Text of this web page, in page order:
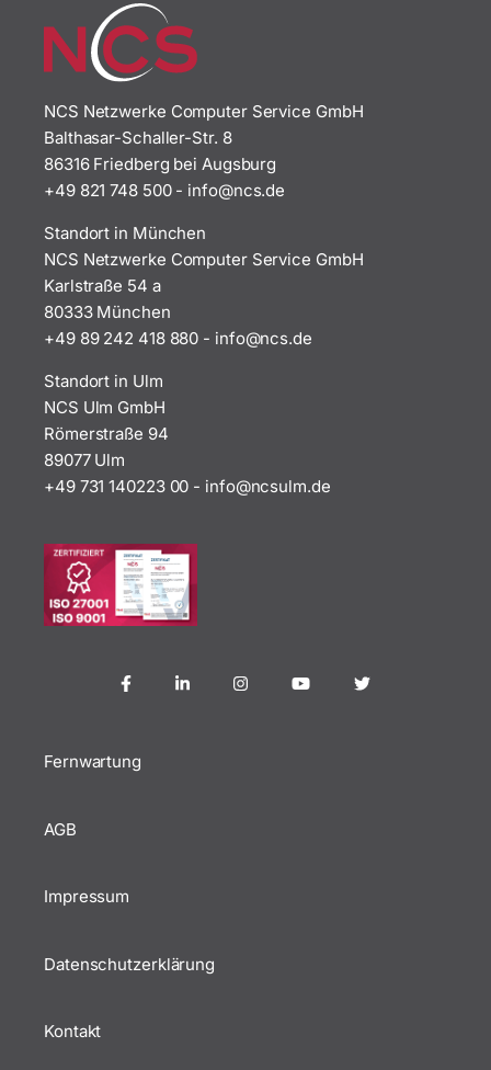
NCS Netzwerke Computer Service GmbH
Balthasar-Schaller-Str. 8
86316 Friedberg bei Augsburg
+49 821 748 500- ed.sc
n@ofn
i
Standort in München
NCS Netzwerke Computer Service GmbH
Karlstraße 54 a
80333 München
+49 89 242 418 880 - ed.sc
n@ofn
i
Standort in Ulm
NCS Ulm GmbH
Römerstraße 94
89077 Ulm
+49 731 140223 00 - ed.ml
uscn@
ofni
Fernwartung
AGB
Impressum
Datenschutzerklärung
Kontakt